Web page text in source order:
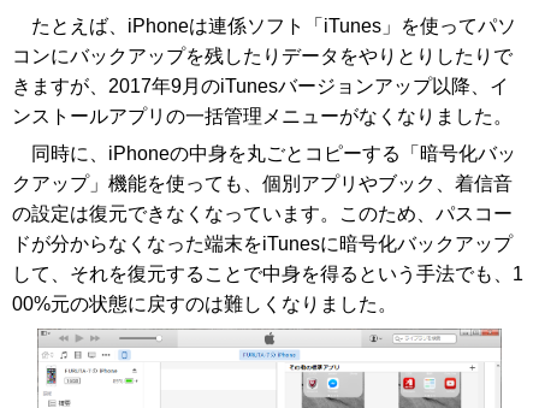
たとえば、iPhoneは連係ソフト「iTunes」を使ってパソ
コンにバックアップを残したりデータをやりとりしたりで
きますが、2017年9月のiTunesバージョンアップ以降、イ
ンストールアプリの一括管理メニューがなくなりました。
同時に、iPhoneの中身を丸ごとコピーする「暗号化バッ
クアップ」機能を使っても、個別アプリやブック、着信音
の設定は復元できなくなっています。このため、パスコー
ドが分からなくなった端末をiTunesに暗号化バックアップ
して、それを復元することで中身を得るという手法でも、1
00%元の状態に戻すのは難しくなりました。